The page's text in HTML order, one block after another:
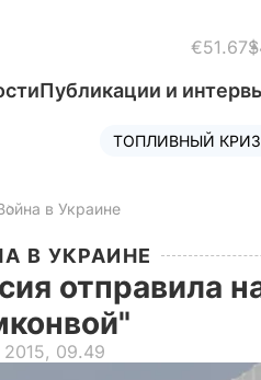
€51.67
Публикации и
ТОПЛИВНЫЙ
в Украине
В УКРАИНЕ
отправила
2015, 09.49